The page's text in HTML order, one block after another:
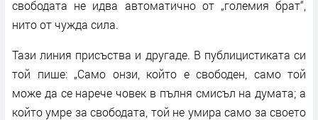
свободата не идва автоматично от „големия брат“,
нито от чужда сила.
Тази линия присъства и другаде. В публицистиката си
той пише: „Само онзи, който е свободен, само той
може да се нарече човек в пълня смисъл на думата; а
който умре за свободата, той не умира само за своето